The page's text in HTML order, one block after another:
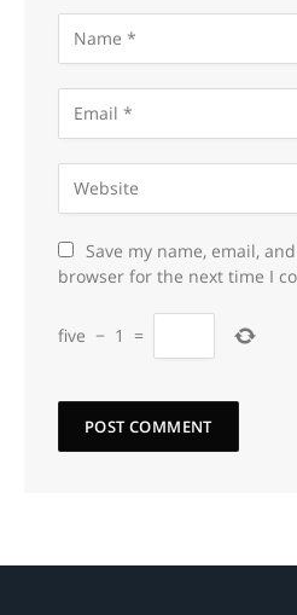
Save my name, email,
browser for the next time I
five − 1 =